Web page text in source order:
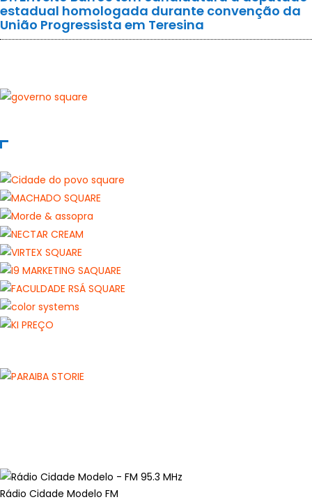
estadual homologada durante convenção da
União Progressista em Teresina
Rádio Cidade Modelo FM